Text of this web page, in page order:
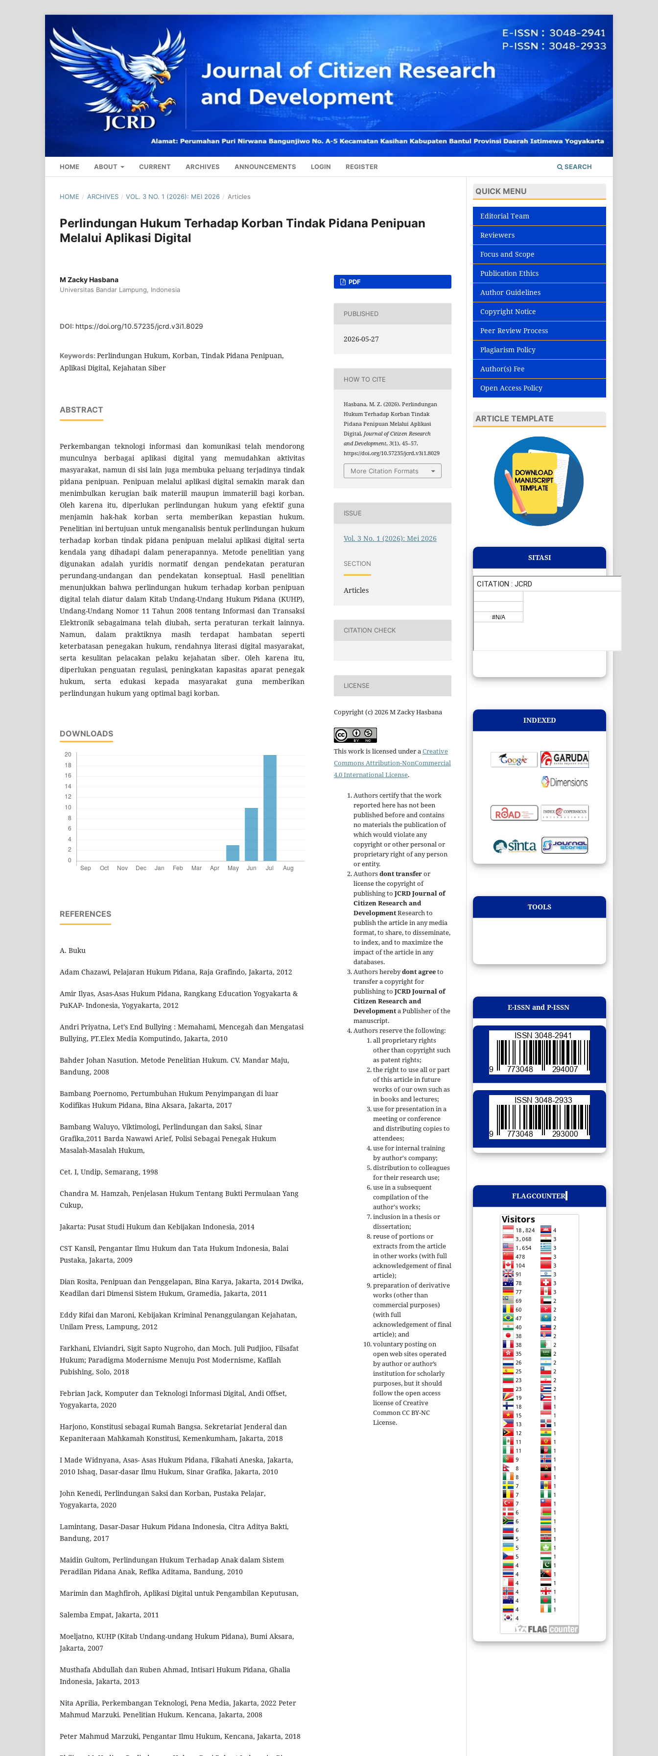
HOME ABOUT CURRENT ARCHIVES ANNOUNCEMENTS LOGIN REGISTER SEARCH
HOME / ARCHIVES / VOL. 3 NO. 1 (2026): MEI 2026 / Articles
Perlindungan Hukum Terhadap Korban Tindak Pidana Penipuan
Melalui Aplikasi Digital
M Zacky Hasbana
Universitas Bandar Lampung, Indonesia
DOI: https://doi.org/10.57235/jcrd.v3i1.8029
Keywords: Perlindungan Hukum, Korban, Tindak Pidana Penipuan,
Aplikasi Digital, Kejahatan Siber
ABSTRACT
Perkembangan teknologi informasi dan komunikasi telah mendorong
munculnya berbagai aplikasi digital yang memudahkan aktivitas
masyarakat, namun di sisi lain juga membuka peluang terjadinya tindak
pidana penipuan. Penipuan melalui aplikasi digital semakin marak dan
menimbulkan kerugian baik materiil maupun immateriil bagi korban.
Oleh karena itu, diperlukan perlindungan hukum yang efektif guna
menjamin hak-hak korban serta memberikan kepastian hukum.
Penelitian ini bertujuan untuk menganalisis bentuk perlindungan hukum
terhadap korban tindak pidana penipuan melalui aplikasi digital serta
kendala yang dihadapi dalam penerapannya. Metode penelitian yang
digunakan adalah yuridis normatif dengan pendekatan peraturan
perundang-undangan dan pendekatan konseptual. Hasil penelitian
menunjukkan bahwa perlindungan hukum terhadap korban penipuan
digital telah diatur dalam Kitab Undang-Undang Hukum Pidana (KUHP),
Undang-Undang Nomor 11 Tahun 2008 tentang Informasi dan Transaksi
Elektronik sebagaimana telah diubah, serta peraturan terkait lainnya.
Namun, dalam praktiknya masih terdapat hambatan seperti
keterbatasan penegakan hukum, rendahnya literasi digital masyarakat,
serta kesulitan pelacakan pelaku kejahatan siber. Oleh karena itu,
diperlukan penguatan regulasi, peningkatan kapasitas aparat penegak
hukum, serta edukasi kepada masyarakat guna memberikan
perlindungan hukum yang optimal bagi korban.
DOWNLOADS
REFERENCES
A. Buku
Adam Chazawi, Pelajaran Hukum Pidana, Raja Grafindo, Jakarta, 2012
Amir Ilyas, Asas-Asas Hukum Pidana, Rangkang Education Yogyakarta &
PuKAP- Indonesia, Yogyakarta, 2012
Andri Priyatna, Let’s End Bullying : Memahami, Mencegah dan Mengatasi
Bullying, PT.Elex Media Komputindo, Jakarta, 2010
Bahder Johan Nasution. Metode Penelitian Hukum. CV. Mandar Maju,
Bandung, 2008
Bambang Poernomo, Pertumbuhan Hukum Penyimpangan di luar
Kodifikas Hukum Pidana, Bina Aksara, Jakarta, 2017
Bambang Waluyo, Viktimologi, Perlindungan dan Saksi, Sinar
Grafika,2011 Barda Nawawi Arief, Polisi Sebagai Penegak Hukum
Masalah-Masalah Hukum,
Cet. I, Undip, Semarang, 1998
Chandra M. Hamzah, Penjelasan Hukum Tentang Bukti Permulaan Yang
Cukup,
Jakarta: Pusat Studi Hukum dan Kebijakan Indonesia, 2014
CST Kansil, Pengantar Ilmu Hukum dan Tata Hukum Indonesia, Balai
Pustaka, Jakarta, 2009
Dian Rosita, Penipuan dan Penggelapan, Bina Karya, Jakarta, 2014 Dwika,
Keadilan dari Dimensi Sistem Hukum, Gramedia, Jakarta, 2011
Eddy Rifai dan Maroni, Kebijakan Kriminal Penanggulangan Kejahatan,
Unilam Press, Lampung, 2012
Farkhani, Elviandri, Sigit Sapto Nugroho, dan Moch. Juli Pudjioo, Filsafat
Hukum; Paradigma Modernisme Menuju Post Modernisme, Kafilah
Pubishing, Solo, 2018
Febrian Jack, Komputer dan Teknologi Informasi Digital, Andi Offset,
Yogyakarta, 2020
Harjono, Konstitusi sebagai Rumah Bangsa. Sekretariat Jenderal dan
Kepaniteraan Mahkamah Konstitusi, Kemenkumham, Jakarta, 2018
I Made Widnyana, Asas- Asas Hukum Pidana, Fikahati Aneska, Jakarta,
2010 Ishaq, Dasar-dasar Ilmu Hukum, Sinar Grafika, Jakarta, 2010
John Kenedi, Perlindungan Saksi dan Korban, Pustaka Pelajar,
Yogyakarta, 2020
Lamintang, Dasar-Dasar Hukum Pidana Indonesia, Citra Aditya Bakti,
Bandung, 2017
Maidin Gultom, Perlindungan Hukum Terhadap Anak dalam Sistem
Peradilan Pidana Anak, Refika Aditama, Bandung, 2010
Marimin dan Maghfiroh, Aplikasi Digital untuk Pengambilan Keputusan,
Salemba Empat, Jakarta, 2011
Moeljatno, KUHP (Kitab Undang-undang Hukum Pidana), Bumi Aksara,
Jakarta, 2007
Musthafa Abdullah dan Ruben Ahmad, Intisari Hukum Pidana, Ghalia
Indonesia, Jakarta, 2013
Nita Aprilia, Perkembangan Teknologi, Pena Media, Jakarta, 2022 Peter
Mahmud Marzuki. Penelitian Hukum. Kencana, Jakarta, 2008
Peter Mahmud Marzuki, Pengantar Ilmu Hukum, Kencana, Jakarta, 2018
PDF
PUBLISHED
2026-05-27
HOW TO CITE
Hasbana, M. Z. (2026). Perlindungan
Hukum Terhadap Korban Tindak
Pidana Penipuan Melalui Aplikasi
Digital.Journal of Citizen Research
and Development,3(1), 45–57.
https://doi.org/10.57235/jcrd.v3i1.8029
More Citation Formats
ISSUE
Vol. 3 No. 1 (2026): Mei 2026
SECTION
Articles
CITATION CHECK
LICENSE
Copyright (c) 2026 M Zacky Hasbana
This work is licensed under aCreative
Commons Attribution-NonCommercial
4.0 International License.
Authors certify that the work
reported here has not been
published before and contains
no materials the publication of
which would violate any
copyright or other personal or
proprietary right of any person
or entity.
Authorsdont transferor
license the copyright of
publishing to JCRD Journal of
Citizen Research and
DevelopmentResearch to
publish the article in any media
format, to share, to disseminate,
to index, and to maximize the
impact of the article in any
databases.
Authors herebydont agreeto
transfer a copyright for
publishing to JCRD Journal of
Citizen Research and
Developmenta Publisher of the
manuscript.
Authors reserve the following:
all proprietary rights
other than copyright such
as patent rights;
the right to use all or part
of this article in future
works of our own such as
in books and lectures;
use for presentation in a
meeting or conference
and distributing copies to
attendees;
use for internal training
by author's company;
distribution to colleagues
for their research use;
use in a subsequent
compilation of the
author's works;
inclusion in a thesis or
dissertation;
reuse of portions or
extracts from the article
in other works (with full
acknowledgement of final
article);
preparation of derivative
works (other than
commercial purposes)
(with full
acknowledgement of final
article); and
voluntary posting on
open web sites operated
by author or author’s
institution for scholarly
purposes, but it should
follow the open access
license of Creative
Common CC BY-NC
License.
QUICK MENU
Editorial Team
Reviewers
Focus and Scope
Publication Ethics
Author Guidelines
Copyright Notice
Peer Review Process
Plagiarism Policy
Author(s) Fee
Open Access Policy
ARTICLE TEMPLATE
SITASI
INDEXED
TOOLS
E-ISSN and P-ISSN
FLAGCOUNTER